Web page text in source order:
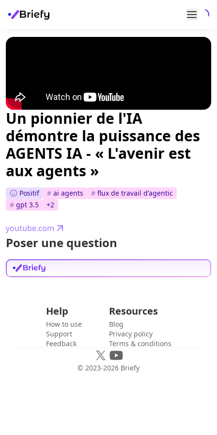
Un pionnier de l'IA
démontre la puissance des
AGENTS IA - « L'avenir est
aux agents »
Positif # ai agents # flux de travail d'agentic
# gpt 3.5 +2
youtube.com
Poser une question
Help
How to use
Support
Feedback
Resources
Blog
Privacy policy
Terms & conditions
© 2023-2026 Briefy